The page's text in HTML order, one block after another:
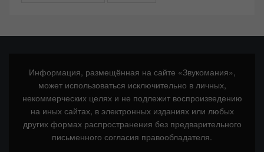
Информация, размещённая на сайте «Звукомания»,
может использоваться исключительно в личных,
некоммерческих целях и не подлежит воспроизведению
на иных сайтах, в электронных изданиях или любых
других формах распространения без предварительного
письменного согласия правообладателя.